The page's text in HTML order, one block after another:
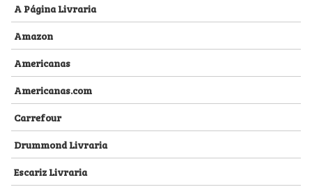
A Página Livraria
Amazon
Americanas
Americanas.com
Carrefour
Drummond Livraria
Escariz Livraria